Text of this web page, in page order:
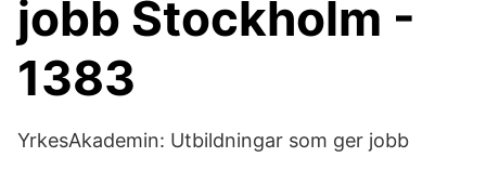
jobb Stockholm -
1383
YrkesAkademin: Utbildningar som ger jobb